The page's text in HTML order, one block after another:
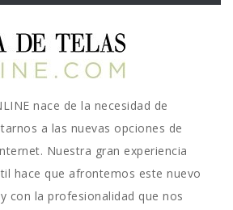
nace de la necesidad de
a las nuevas opciones de
Nuestra gran experiencia
hace que afrontemos este nuevo
con la profesionalidad que nos